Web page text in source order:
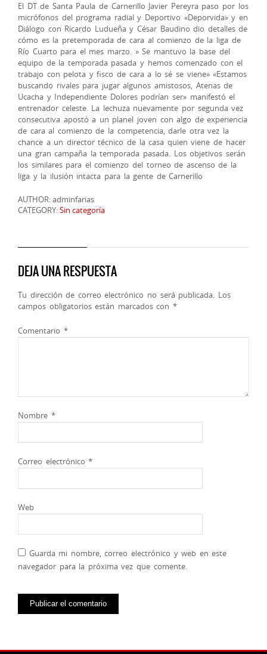
El DT de Santa Paula de Carnerillo Javier Pereyra paso por los
micrófonos del programa radial y Deportivo «Deporvida» y en
Diálogo con Ricardo Ludueña y César Baudino dio detalles de
cómo es la pretemporada de cara al comienzo de la liga de
Río Cuarto para el mes marzo. » Se mantuvo la base del
equipo de la temporada pasada y hemos comenzado con el
trabajo con pelota y fisco de cara a lo sé se viene» «Estamos
buscando rivales para jugar algunos amistosos, Atenas de
Ucacha y Independiente Dolores podrían ser» manifestó el
entrenador celeste. La lechuza nuevamente por segunda vez
consecutiva apostó a un planel joven con algo de experiencia
de cara al comienzo de la competencia, darle otra vez la
chance a un director técnico de la casa quien viene de hacer
una gran campaña la temporada pasada. Los objetivos serán
los similares para el comienzo del torneo de ascenso de la
liga y la ilusión intacta para la gente de Carnerillo
AUTHOR: adminfarias
CATEGORY:Sin categoría
DEJA UNA RESPUESTA
Tu dirección de correo electrónico no será publicada. Los
campos obligatorios están marcados con *
Comentario *
Nombre *
Correo electrónico*
Web
Guarda mi nombre, correo electrónico y web en este
navegador para la próxima vez que comente.